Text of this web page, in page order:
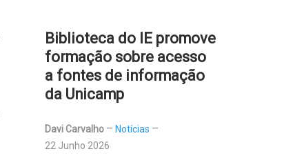
Biblioteca do IE promove
formação sobre acesso
a fontes de informação
da Unicamp
Davi Carvalho
Notícias
22 Junho 2026